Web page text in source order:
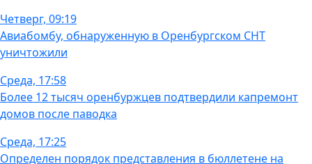
Четверг, 09:19
Авиабомбу, обнаруженную в Оренбургском СНТ
уничтожили
Среда, 17:58
Более 12 тысяч оренбуржцев подтвердили капремонт
домов после паводка
Среда, 17:25
Определен порядок представления в бюллетене на